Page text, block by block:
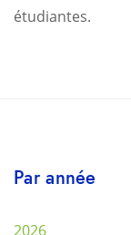
étudiantes.
Par année
2026